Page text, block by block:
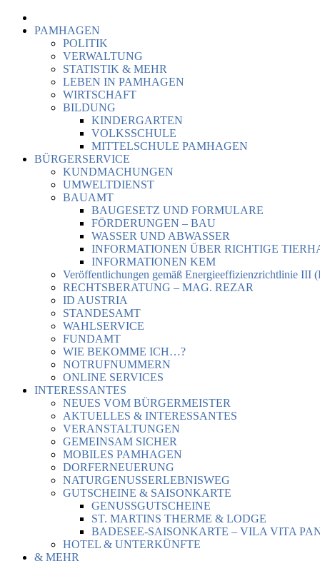
PAMHAGEN
POLITIK
VERWALTUNG
STATISTIK & MEHR
LEBEN IN PAMHAGEN
WIRTSCHAFT
BILDUNG
KINDERGARTEN
VOLKSSCHULE
MITTELSCHULE PAMHAGEN
BÜRGERSERVICE
KUNDMACHUNGEN
UMWELTDIENST
BAUAMT
BAUGESETZ UND FORMULARE
FÖRDERUNGEN – BAU
WASSER UND ABWASSER
INFORMATIONEN ÜBER RICHTIGE
INFORMATIONEN KEM
Veröffentlichungen gemäß Energieeffizienzrichtlinie III
RECHTSBERATUNG – MAG. REZAR
ID AUSTRIA
STANDESAMT
WAHLSERVICE
FUNDAMT
WIE BEKOMME ICH…?
NOTRUFNUMMERN
ONLINE SERVICES
INTERESSANTES
NEUES VOM BÜRGERMEISTER
AKTUELLES & INTERESSANTES
VERANSTALTUNGEN
GEMEINSAM SICHER
MOBILES PAMHAGEN
DORFERNEUERUNG
NATURGENUSSERLEBNISWEG
GUTSCHEINE & SAISONKARTE
GENUSSGUTSCHEINE
ST. MARTINS THERME & LODGE
BADESEE-SAISONKARTE – VILA VITA
HOTEL & UNTERKÜNFTE
& MEHR